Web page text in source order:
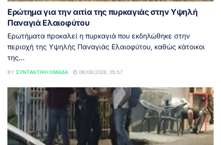
Ερώτημα για την αιτία της πυρκαγιάς στην Υψηλή
Παναγιά Ελαιοφύτου
Ερωτήματα προκαλεί η πυρκαγιά που εκδηλώθηκε στην
περιοχή της Υψηλής Παναγιάς Ελαιοφύτου, καθώς κάτοικοι
της...
BY ΣΥΝΤΑΚΤΙΚΉ ΟΜΆΔΑ 06/08/2026, 05:57